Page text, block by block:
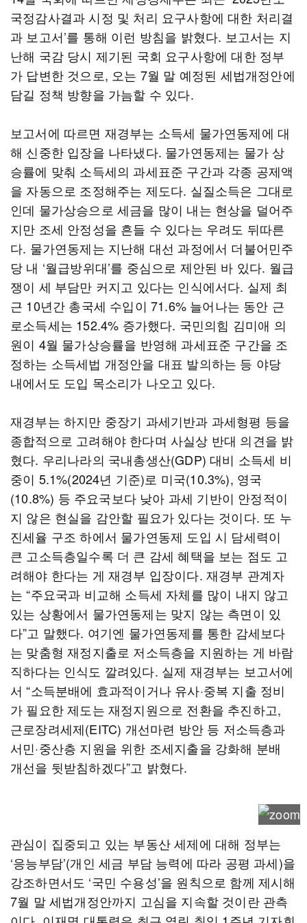
국정감사결과 시정 및 처리 요구사항에 대한 처리결
과 보고서’를 통해 이런 방침을 밝혔다. 보고서는 지
난해 국감 당시 제기된 국회 요구사항에 대한 정부
가 답변한 것으로, 오는 7월 말 예정된 세법개정안에
담길 정책 방향을 가늠할 수 있다.
보고서에 따르면 재경부는 소득세 물가연동제에 대
해 신중한 입장을 나타냈다. 물가연동제는 물가 상
승률에 맞춰 소득세의 과세표준 구간과 각종 공제액
을 자동으로 조정해주는 제도다. 실질소득은 그대로
인데 물가상승으로 세금을 많이 내는 현상을 덜어주
지만 조세 안정성을 흔들 수 있다는 우려도 뒤따른
다. 물가연동제는 지난해 대선 과정에서 더불어민주
당 내 ‘월급방위대’를 중심으로 제안된 바 있다. 월급
쟁이 세 부담만 커지고 있다는 인식에서다. 실제 최
근 10년간 총국세 수입이 71.6% 늘어나는 동안 근
로소득세는 152.4% 증가했다. 국민의힘 김미애 의
원이 4월 물가상승률을 반영해 과세표준 구간을 조
정하는 소득세법 개정안을 대표 발의하는 등 야당
내에서도 도입 목소리가 나오고 있다.
재경부는 하지만 중장기 과세기반과 과세형평 등을
종합적으로 고려해야 한다며 사실상 반대 의견을 밝
혔다. 우리나라의 국내총생산(GDP) 대비 소득세 비
중이 5.1%(2024년 기준)로 미국(10.3%), 영국
(10.8%) 등 주요국보다 낮아 과세 기반이 안정적이
지 않은 현실을 감안할 필요가 있다는 것이다. 또 누
진세율 구조 하에서 물가연동제 도입 시 담세력이
큰 고소득층일수록 더 큰 감세 혜택을 보는 점도 고
려해야 한다는 게 재경부 입장이다. 재경부 관계자
는 “주요국과 비교해 소득세 자체를 많이 내지 않고
있는 상황에서 물가연동제는 맞지 않는 측면이 있
다”고 말했다. 여기엔 물가연동제를 통한 감세보다
는 맞춤형 재정지출로 저소득층을 지원하는 게 바람
직하다는 인식도 깔려있다. 실제 재경부는 보고서에
서 “소득분배에 효과적이거나 유사·중복 지출 정비
가 필요한 제도는 재정지원으로 전환을 추진하고,
근로장려세제(EITC) 개선마련 방안 등 저소득층과
서민·중산층 지원을 위한 조세지출을 강화해 분배
개선을 뒷받침하겠다”고 밝혔다.
관심이 집중되고 있는 부동산 세제에 대해 정부는
‘응능부담’(개인 세금 부담 능력에 따라 공평 과세)을
강조하면서도 ‘국민 수용성’을 원칙으로 함께 제시해
7월 말 세법개정안까지 고심을 지속할 것이란 관측